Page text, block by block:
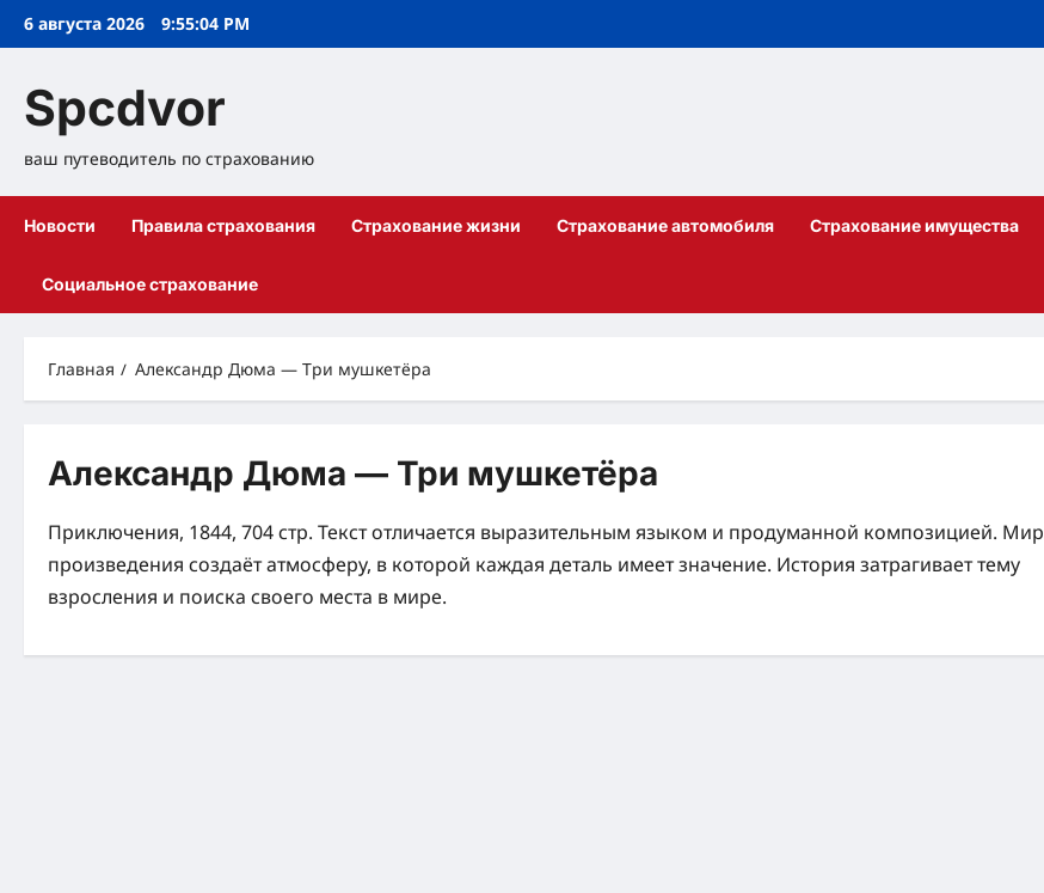
Перейти
6 августа 2026 9:55:04 PM
Spcdvor
ваш путеводитель по страхованию
Новости Правила страхования Страхование жизни Страхование автомобиля Страхование имущества
Социальное страхование
Главная Александр Дюма — Три мушкетёра
Александр Дюма — Три мушкетёра
Приключения, 1844, 704 стр. Текст отличается выразительным языком и продуманной композицией. Мир
произведения создаёт атмосферу, в которой каждая деталь имеет значение. История затрагивает тему
взросления и поиска своего места в мире.